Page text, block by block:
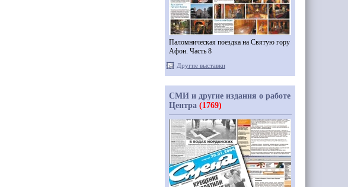
Паломническая поездка на Святую гору
Афон. Часть 8
Другие выставки
СМИ и другие издания о работе
Центра (1769)